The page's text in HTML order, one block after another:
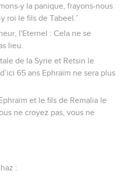
y la panique, frayons-nous
roi le fils de Tabeel.’
l'Eternel : Cela ne se
lieu.
de la Syrie et Retsin le
65 ans Ephraïm ne sera plus
et le fils de Remalia le
ne croyez pas, vous ne
: